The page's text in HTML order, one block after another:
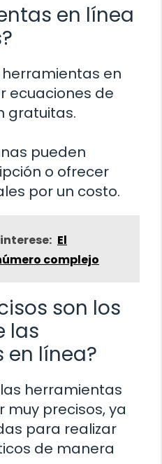
en línea
en
ecuaciones de
gratuitas.
pueden
o ofrecer
por un costo.
El
complejo
son los
las
en línea?
herramientas
muy precisos, ya
para realizar
de manera